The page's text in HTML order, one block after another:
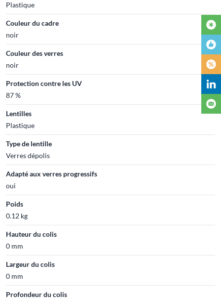
Plastique
Couleur du cadre
noir
Couleur des verres
noir
Protection contre les UV
87 %
Lentilles
Plastique
Type de lentille
Verres dépolis
Adapté aux verres progressifs
oui
Poids
0.12 kg
Hauteur du colis
0 mm
Largeur du colis
0 mm
Profondeur du colis